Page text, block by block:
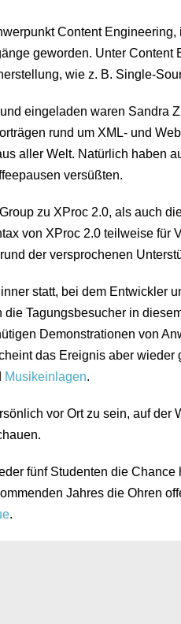
Content Engineering,
geworden. Unter Content
wie z. B. Single-
eingeladen waren Sandra
rund um XML- und
aller Welt. Natürlich haben
versüßten.
zu XProc 2.0, als auch
von XProc 2.0 teilweise für
der versprochenen
statt, bei dem Entwickler
Tagungsbesucher in
Demonstrationen von
das Ereignis aber
Musikeinlagen.
vor Ort zu sein, auf der
fünf Studenten die
Jahres die Ohren
.